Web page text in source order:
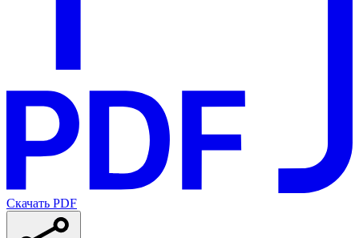
Скачать PDF